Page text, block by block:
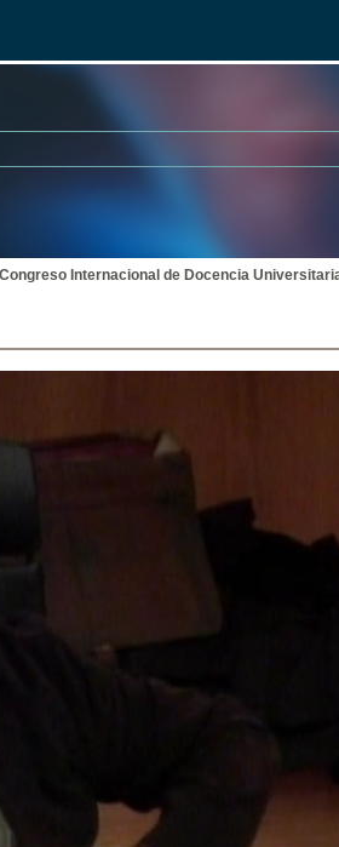
I Congreso Internacional de Docencia